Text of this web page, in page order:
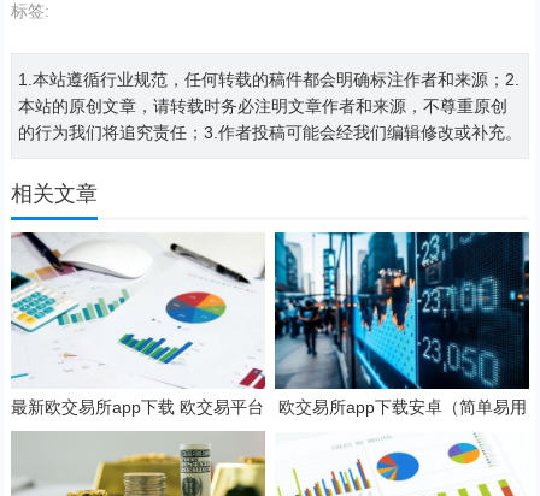
标签:
1.本站遵循行业规范，任何转载的稿件都会明确标注作者和来源；2.
本站的原创文章，请转载时务必注明文章作者和来源，不尊重原创
的行为我们将追究责任；3.作者投稿可能会经我们编辑修改或补充。
相关文章
最新欧交易所app下载 欧交易平台
v6.17.0最新版
欧交易所app下载安卓（简单易用
的数字货币交易app）